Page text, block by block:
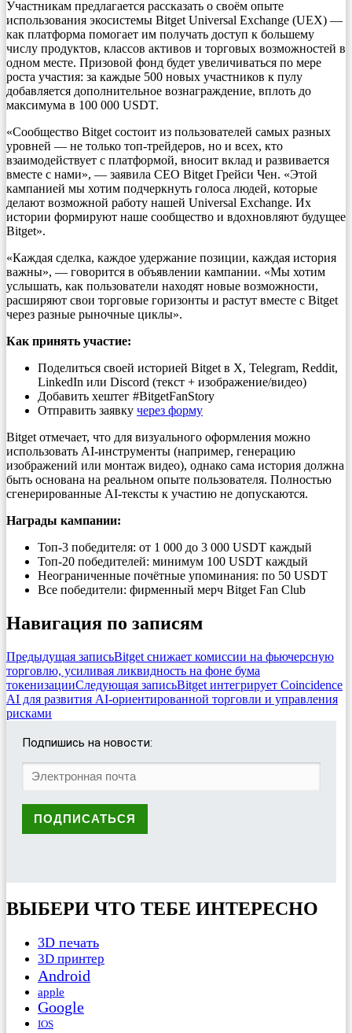
Участникам предлагается рассказать о своём опыте
использования экосистемы Bitget Universal Exchange (UEX) —
как платформа помогает им получать доступ к большему
числу продуктов, классов активов и торговых возможностей в
одном месте. Призовой фонд будет увеличиваться по мере
роста участия: за каждые 500 новых участников к пулу
добавляется дополнительное вознаграждение, вплоть до
максимума в 100 000 USDT.
«Сообщество Bitget состоит из пользователей самых разных
уровней — не только топ-трейдеров, но и всех, кто
взаимодействует с платформой, вносит вклад и развивается
вместе с нами», — заявила CEO Bitget Грейси Чен. «Этой
кампанией мы хотим подчеркнуть голоса людей, которые
делают возможной работу нашей Universal Exchange. Их
истории формируют наше сообщество и вдохновляют будущее
Bitget».
«Каждая сделка, каждое удержание позиции, каждая история
важны», — говорится в объявлении кампании. «Мы хотим
услышать, как пользователи находят новые возможности,
расширяют свои торговые горизонты и растут вместе с Bitget
через разные рыночные циклы».
Как принять участие:
Поделиться своей историей Bitget в X, Telegram, Reddit,
LinkedIn или Discord (текст + изображение/видео)
Добавить хештег #BitgetFanStory
Отправить заявку через форму
Bitget отмечает, что для визуального оформления можно
использовать AI-инструменты (например, генерацию
изображений или монтаж видео), однако сама история должна
быть основана на реальном опыте пользователя. Полностью
сгенерированные AI-тексты к участию не допускаются.
Награды кампании:
Топ-3 победителя: от 1 000 до 3 000 USDT каждый
Топ-20 победителей: минимум 100 USDT каждый
Неограниченные почётные упоминания: по 50 USDT
Все победители: фирменный мерч Bitget Fan Club
Навигация по записям
Предыдущая записьBitget снижает комиссии на фьючерсную
торговлю, усиливая ликвидность на фоне бума
токенизацииСледующая записьBitget интегрирует Coincidence
AI для развития AI-ориентированной торговли и управления
рисками
Подпишись на новости:
ВЫБЕРИ ЧТО ТЕБЕ ИНТЕРЕСНО
3D печать
3D принтер
Android
apple
Google
IOS